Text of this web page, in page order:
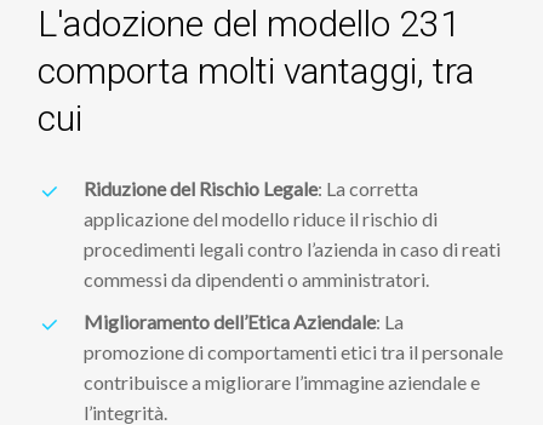
L'adozione del modello 231
comporta molti vantaggi, tra
cui
Riduzione del Rischio Legale: La corretta
applicazione del modello riduce il rischio di
procedimenti legali contro l’azienda in caso di reati
commessi da dipendenti o amministratori.
Miglioramento dell’Etica Aziendale: La
promozione di comportamenti etici tra il personale
contribuisce a migliorare l’immagine aziendale e
l’integrità.